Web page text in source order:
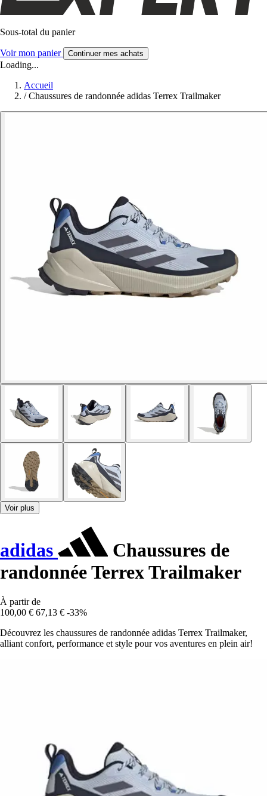
Sous-total du panier
Voir mon panier Continuer mes achats
Loading...
Accueil
/ Chaussures de randonnée adidas Terrex Trailmaker
Voir plus
adidas
Chaussures de
randonnée Terrex Trailmaker
À partir de
100,00 € 67,13 € -33%
Découvrez les chaussures de randonnée adidas Terrex Trailmaker,
alliant confort, performance et style pour vos aventures en plein air!